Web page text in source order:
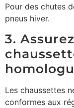
Pour des chutes
pneus hiver.
3.
Les chaussettes
conformes aux